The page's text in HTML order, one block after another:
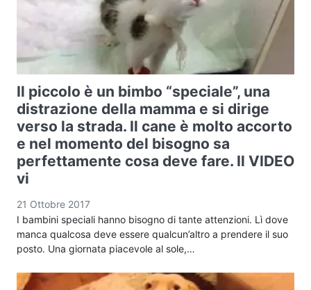
Il piccolo è un bimbo “speciale”, una
distrazione della mamma e si dirige
verso la strada. Il cane è molto accorto
e nel momento del bisogno sa
perfettamente cosa deve fare. Il VIDEO
vi
21 Ottobre 2017
I bambini speciali hanno bisogno di tante attenzioni. Lì dove
manca qualcosa deve essere qualcun’altro a prendere il suo
posto. Una giornata piacevole al sole,…